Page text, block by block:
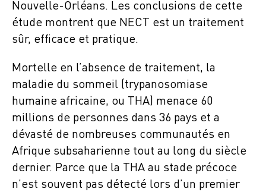
Nouvelle-Orléans. Les conclusions de cette
étude montrent que NECT est un traitement
sûr, efficace et pratique.
Mortelle en l’absence de traitement, la
maladie du sommeil (trypanosomiase
humaine africaine, ou THA) menace 60
millions de personnes dans 36 pays et a
dévasté de nombreuses communautés en
Afrique subsaharienne tout au long du siècle
dernier. Parce que la THA au stade précoce
n’est souvent pas détecté lors d’un premier